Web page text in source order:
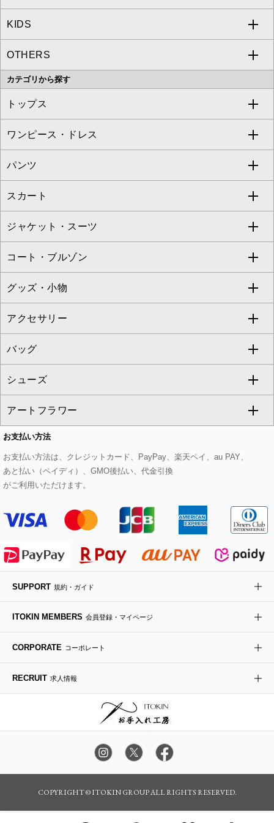
MICHEL KLEIN
MK MICHEL KLEIN
OFUON le MK
eur3
Maison de CINQ
MK MICHEL KLEIN BAG
HIROKO KOSHINO
a.v.v
MICHEL KLEIN HOMME
MK MICHEL KLEIN HOMME
KIDS
a.v.v
OTHERS
MK MICHEL KLEIN BAG
カテゴリから探す
トップス
すべてのトップス
カットソー・Tシャツ
ブラウス・シャツ
ニット・セーター
カーディガン
アンサンブルセット
ベスト・ジレ
パーカー
タンクトップ・キャミソール
スウェット・ジャージー
その他のトップス
ワンピース・ドレス
すべてのワンピース・ドレス
ワンピース
ドレス
チュニック
ジャンパースカート
その他のワンピース・ドレス
パンツ
すべてのパンツ
フルレングスパンツ
クロップド・半端丈パンツ
ガウチョ・ワイドパンツ
ハーフ・ショート丈パンツ
サロペット・オールインワン
その他のパンツ
スカート
すべてのスカート
ロング・マキシ丈スカート
ひざ丈スカート
ミモレ丈スカート
ショート・ミニ丈スカート
その他のスカート
ジャケット・スーツ
すべてのジャケット・スーツ
テーラードジャケット
ノーカラージャケット
セットアップ
セットアップジャケット
セットアップパンツ
セットアップスカート
セットアップワンピース
コート・ブルゾン
すべてのコート・ブルゾン
トレンチコート
ピーコート
ダッフルコート
チェスターコート
モッズコート
ステンカラーコート
ライダースジャケット
デニムジャケット
ダウンジャケット・コート
グッズ・小物
すべてのグッズ・小物
マスク
ストール・マフラー・スヌード
ベルト・サスペンダー
帽子
ヘアアクセサリー
ハンカチ・バンダナ
手袋
チャーム・ストラップ
その他のグッズ・小物
アクセサリー
すべてのアクセサリー
ネックレス
ピアス・イヤリング
ブレスレット・バングル
ブローチ・コサージュ
バッグ
すべてのバッグ
トートバッグ
ショルダーバッグ
ボストンバッグ
バックパック・リュック
ボディバッグ・メッセンジャーバッグ
トラベルバッグ
シューズ
すべてのシューズ
パンプス
スニーカー
フラットシューズ
ローファー
ドレスシューズ
アートフラワー
すべてのアートフラワー
ローズ
カサブランカ・カラー
ラナンキュラス
ポプリアレンジ＆フレグランス
お支払い方法
お支払い方法は、クレジットカード、PayPay、楽天ペイ、au PAY、
あと払い（ペイディ）、GMO後払い、代金引換
がご利用いただけます。
SUPPORT 規約・ガイド
ITOKIN MEMBERS 会員登録・マイページ
CORPORATE コーポレート
RECRUIT 求人情報
COPYRIGHT © ITOKIN GROUP ALL RIGHTS RESERVED.